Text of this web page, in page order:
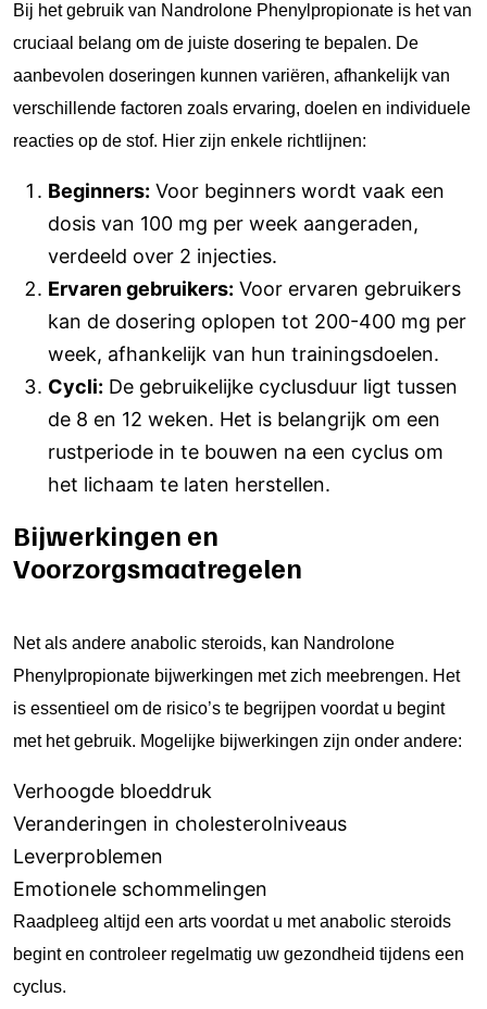
Bij het gebruik van Nandrolone Phenylpropionate is het van
cruciaal belang om de juiste dosering te bepalen. De
aanbevolen doseringen kunnen variëren, afhankelijk van
verschillende factoren zoals ervaring, doelen en individuele
reacties op de stof. Hier zijn enkele richtlijnen:
Beginners: Voor beginners wordt vaak een
dosis van 100 mg per week aangeraden,
verdeeld over 2 injecties.
Ervaren gebruikers: Voor ervaren gebruikers
kan de dosering oplopen tot 200-400 mg per
week, afhankelijk van hun trainingsdoelen.
Cycli: De gebruikelijke cyclusduur ligt tussen
de 8 en 12 weken. Het is belangrijk om een
rustperiode in te bouwen na een cyclus om
het lichaam te laten herstellen.
Bijwerkingen en
Voorzorgsmaatregelen
Net als andere anabolic steroids, kan Nandrolone
Phenylpropionate bijwerkingen met zich meebrengen. Het
is essentieel om de risico’s te begrijpen voordat u begint
met het gebruik. Mogelijke bijwerkingen zijn onder andere:
Verhoogde bloeddruk
Veranderingen in cholesterolniveaus
Leverproblemen
Emotionele schommelingen
Raadpleeg altijd een arts voordat u met anabolic steroids
begint en controleer regelmatig uw gezondheid tijdens een
cyclus.